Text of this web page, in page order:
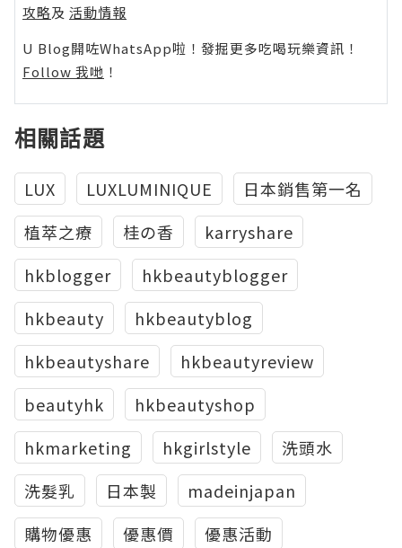
攻略及 活動情報
U Blog開咗WhatsApp啦！發掘更多吃喝玩樂資訊！
Follow 我哋 ！
相關話題
LUX LUXLUMINIQUE
日本銷售第一名
植萃之療
桂の香
karryshare
hkblogger
hkbeautyblogger
hkbeauty
hkbeautyblog
hkbeautyshare
hkbeautyreview
beautyhk
hkbeautyshop
hkmarketing
hkgirlstyle
洗頭水
洗髮乳
日本製
madeinjapan
購物優惠
優惠價 優惠活動